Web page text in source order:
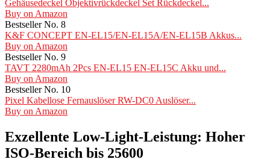
Gehäusedeckel Objektivrückdeckel Set Rückdeckel...
Buy on Amazon
Bestseller No. 8
K&F CONCEPT EN-EL15/EN-EL15A/EN-EL15B Akkus...
Buy on Amazon
Bestseller No. 9
TAVT 2280mAh 2Pcs EN-EL15 EN-EL15C Akku und...
Buy on Amazon
Bestseller No. 10
Pixel Kabellose Fernauslöser RW-DC0 Auslöser...
Buy on Amazon
Exzellente Low-Light-Leistung: Hoher
ISO-Bereich bis 25600